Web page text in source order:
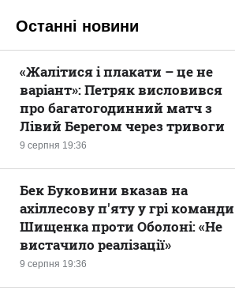
Останні новини
9 серпня 19:36
«Жалітися і плакати – це не
варіант»: Петряк висловився
про багатогодинний матч з
Лівий Берегом через тривоги
9 серпня 19:36
Бек Буковини вказав на
ахіллесову п'яту у грі команди
Шищенка проти Оболоні: «Не
вистачило реалізації»